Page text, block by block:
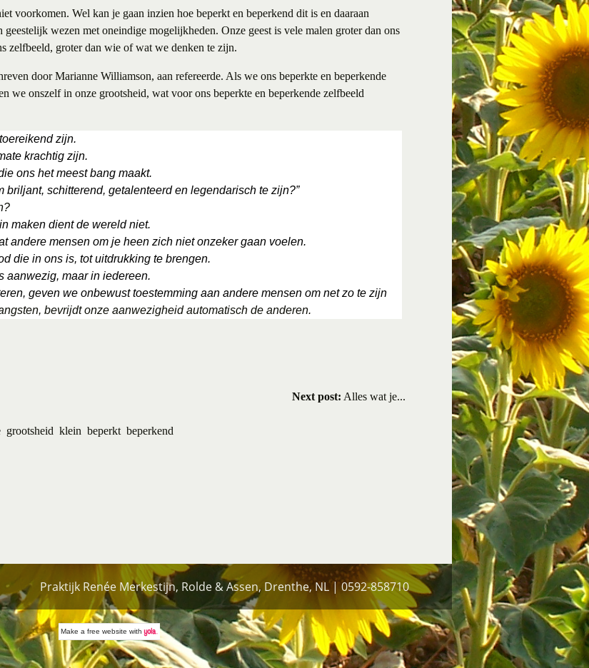
voorkomen. Wel kan je gaan inzien hoe beperkt en beperkend dit is en daaraan
wezen met oneindige mogelijkheden. Onze geest is vele malen groter dan ons
zelfbeeld, groter dan wie of wat we denken te zijn.
door Marianne Williamson, aan refereerde. Als we ons beperkte en beperkende
we onszelf in onze grootsheid, wat voor ons beperkte en beperkende zelfbeeld
zijn.
krachtig zijn.
ons het meest bang maakt.
briljant, schitterend, getalenteerd en legendarisch te zijn?”
maken dient de wereld niet.
andere mensen om je heen zich niet onzeker gaan voelen.
die in ons is, tot uitdrukking te brengen.
aanwezig, maar in iedereen.
geven we onbewust toestemming aan andere mensen om net zo te zijn
bevrijdt onze aanwezigheid automatisch de anderen.
Next post: Alles wat je...
grootsheid klein beperkt beperkend
Praktijk Renée Merkestijn, Rolde & Assen, Drenthe, NL | 0592-858710
Make afree website with